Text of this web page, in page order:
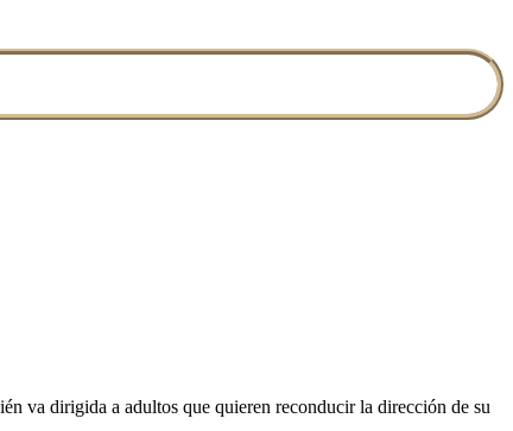
va dirigida a adultos que quieren reconducir la dirección de su